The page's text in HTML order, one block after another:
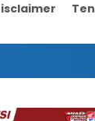
Menhut